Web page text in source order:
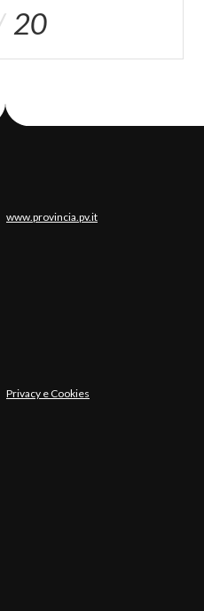
20
www.provincia.pv.it
Privacy e Cookies